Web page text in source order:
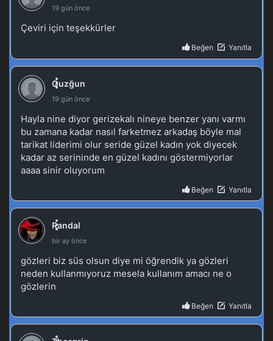
Tales of Herding Gods 60.Bölüm
Blm 59 - Kasım 30, 2025
Tales of Herding Gods 58.Bölüm izle
Blm 58 - Kasım 23, 2025
Tales of Herding Gods 57.Bölüm izle
Tales of Herding Gods 56.Bölüm izle
Tales of Herding Gods 55.Bölüm
Tales of Herding Gods 54.Bölüm izle